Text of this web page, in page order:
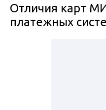
Отличия карт
платежных